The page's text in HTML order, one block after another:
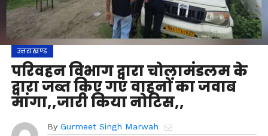
उत्तराखण्ड
परिवहन विभाग द्वारा चोलामंडलम के
द्वारा जब्त किए गए वाहनों का जवाब
मांगा,,जारी किया नोटिस,,
By Gurmeet Singh Marwah